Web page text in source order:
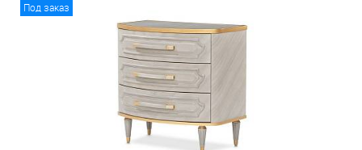
Под заказ